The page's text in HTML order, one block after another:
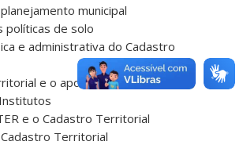
municipal
políticas de solo
e administrativa do Cadastro
e o apoio das
e o Cadastro Territorial
Territorial